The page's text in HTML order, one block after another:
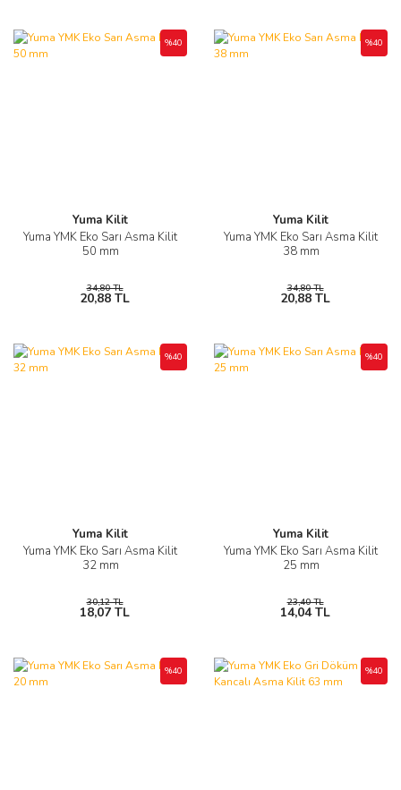
Yuma Kilit
Yuma YMK Eko Sarı Asma Kilit
50 mm
%40
34,80 TL
20,88 TL
Yuma Kilit
Yuma YMK Eko Sarı Asma Kilit
38 mm
%40
34,80 TL
20,88 TL
Yuma Kilit
Yuma YMK Eko Sarı Asma Kilit
32 mm
%40
30,12 TL
18,07 TL
Yuma Kilit
Yuma YMK Eko Sarı Asma Kilit
25 mm
%40
23,40 TL
14,04 TL
%40 %40